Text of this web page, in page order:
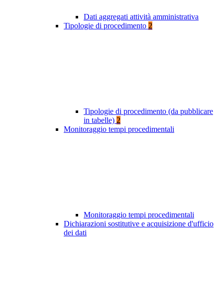
Dati aggregati attività amministrativa
Tipologie di procedimento 2
Tipologie di procedimento (da pubblicare
in tabelle) 2
Monitoraggio tempi procedimentali
Monitoraggio tempi procedimentali
Dichiarazioni sostitutive e acquisizione d'ufficio
dei dati